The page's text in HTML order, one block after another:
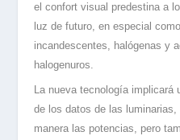
el confort visual predestina a
luz de futuro, en especial
incandescentes, halógenas y
halogenuros.
La nueva tecnología
de los datos de las
manera las potencias, pero